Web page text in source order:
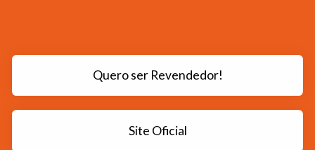
Quero ser Revendedor!
Site Oficial